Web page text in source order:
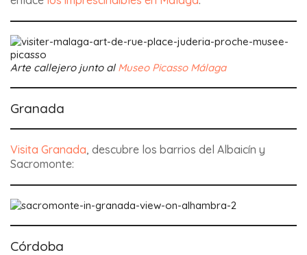
Arte callejero junto al Museo Picasso Málaga
Granada
Visita Granada, descubre los barrios del Albaicín y
Sacromonte:
Córdoba